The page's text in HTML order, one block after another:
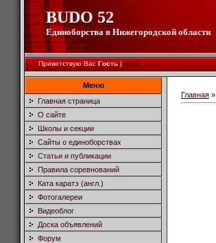
BUDO 52
Единоборства в Нижегородской области
Приветствую Вас Гость|RSS
Меню
Главная страница
О сайте
Школы и секции
Сайты о единоборствах
Статьи и публикации
Правила соревнований
Ката каратэ (англ.)
Фотогалереи
Видеоблог
Доска объявлений
Форум
Главная »